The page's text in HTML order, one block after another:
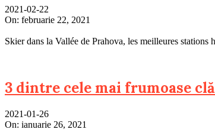
2021-02-22
On: februarie 22, 2021
Skier dans la Vallée de Prahova, les meilleures
3 dintre cele mai frumoase
2021-01-26
On: ianuarie 26, 2021